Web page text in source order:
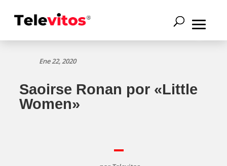
Ene 22, 2020
Saoirse Ronan por «Little
Women»